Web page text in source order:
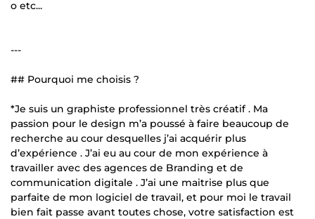
o etc...
---
## Pourquoi me choisis ?
*Je suis un graphiste professionnel très créatif . Ma
passion pour le design m’a poussé à faire beaucoup de
recherche au cour desquelles j’ai acquérir plus
d’expérience . J’ai eu au cour de mon expérience à
travailler avec des agences de Branding et de
communication digitale . J’ai une maitrise plus que
parfaite de mon logiciel de travail, et pour moi le travail
bien fait passe avant toutes chose, votre satisfaction est